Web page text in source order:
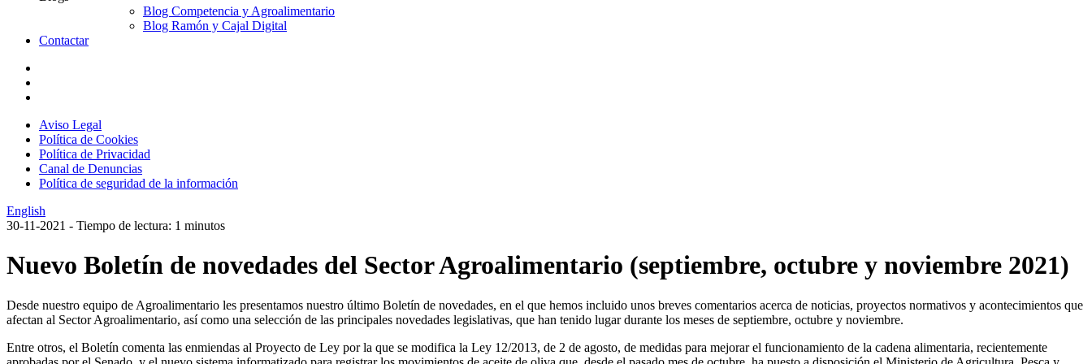
Blog Competencia y Agroalimentario
Blog Ramón y Cajal Digital
Contactar
Aviso Legal
Política de Cookies
Política de Privacidad
Canal de Denuncias
Política de seguridad de la información
English
30-11-2021 - Tiempo de lectura: 1 minutos
Nuevo Boletín de novedades del Sector Agroalimentario (septiembre, octubre y noviembre 2021)
Desde nuestro equipo de Agroalimentario les presentamos nuestro último Boletín de novedades, en el que hemos incluido unos breves comentarios acerca de noticias, proyectos normativos y acontecimientos que
afectan al Sector Agroalimentario, así como una selección de las principales novedades legislativas, que han tenido lugar durante los meses de septiembre, octubre y noviembre.
Entre otros, el Boletín comenta las enmiendas al Proyecto de Ley por la que se modifica la Ley 12/2013, de 2 de agosto, de medidas para mejorar el funcionamiento de la cadena alimentaria, recientemente